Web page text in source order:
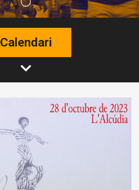
Calendari